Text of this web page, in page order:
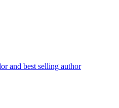
and best selling author